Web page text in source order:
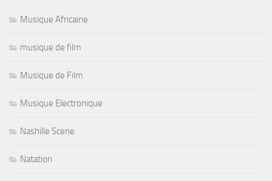
Musique Africaine
musique de film
Musique de Film
Musique Electronique
Nashille Scene
Natation